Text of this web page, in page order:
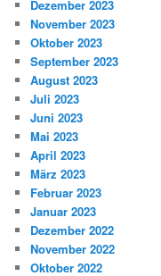
Dezember 2023
November 2023
Oktober 2023
September 2023
August 2023
Juli 2023
Juni 2023
Mai 2023
April 2023
März 2023
Februar 2023
Januar 2023
Dezember 2022
November 2022
Oktober 2022